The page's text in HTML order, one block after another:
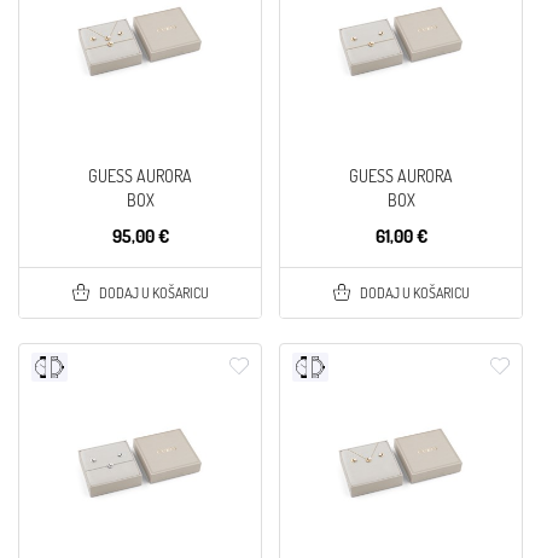
GUESS AURORA
BOX
95,00 €
DODAJ U KOŠARICU
GUESS AURORA
BOX
61,00 €
DODAJ U KOŠARICU